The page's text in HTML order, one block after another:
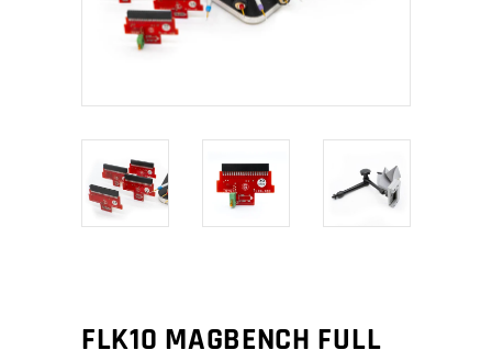
FLK10 MAGBENCH FULL